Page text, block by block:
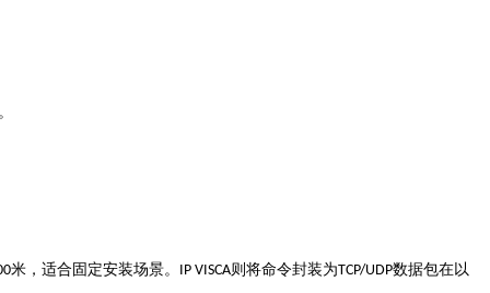
米，适合固定安装场景。 IP VISCA则将命令封装为TCP/UDP数据包在以